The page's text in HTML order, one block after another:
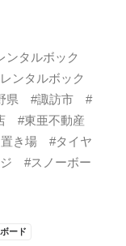
タルボック
ンタルボック
県 #諏訪市 #
#東亜不動産
き場 #タイヤ
#スノーボー
ード